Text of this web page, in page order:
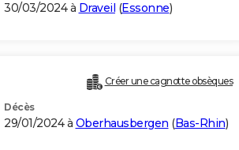
30/03/2024 à Draveil (Essonne)
Créer une cagnotte obsèques
Décès
29/01/2024 à Oberhausbergen (Bas-Rhin)